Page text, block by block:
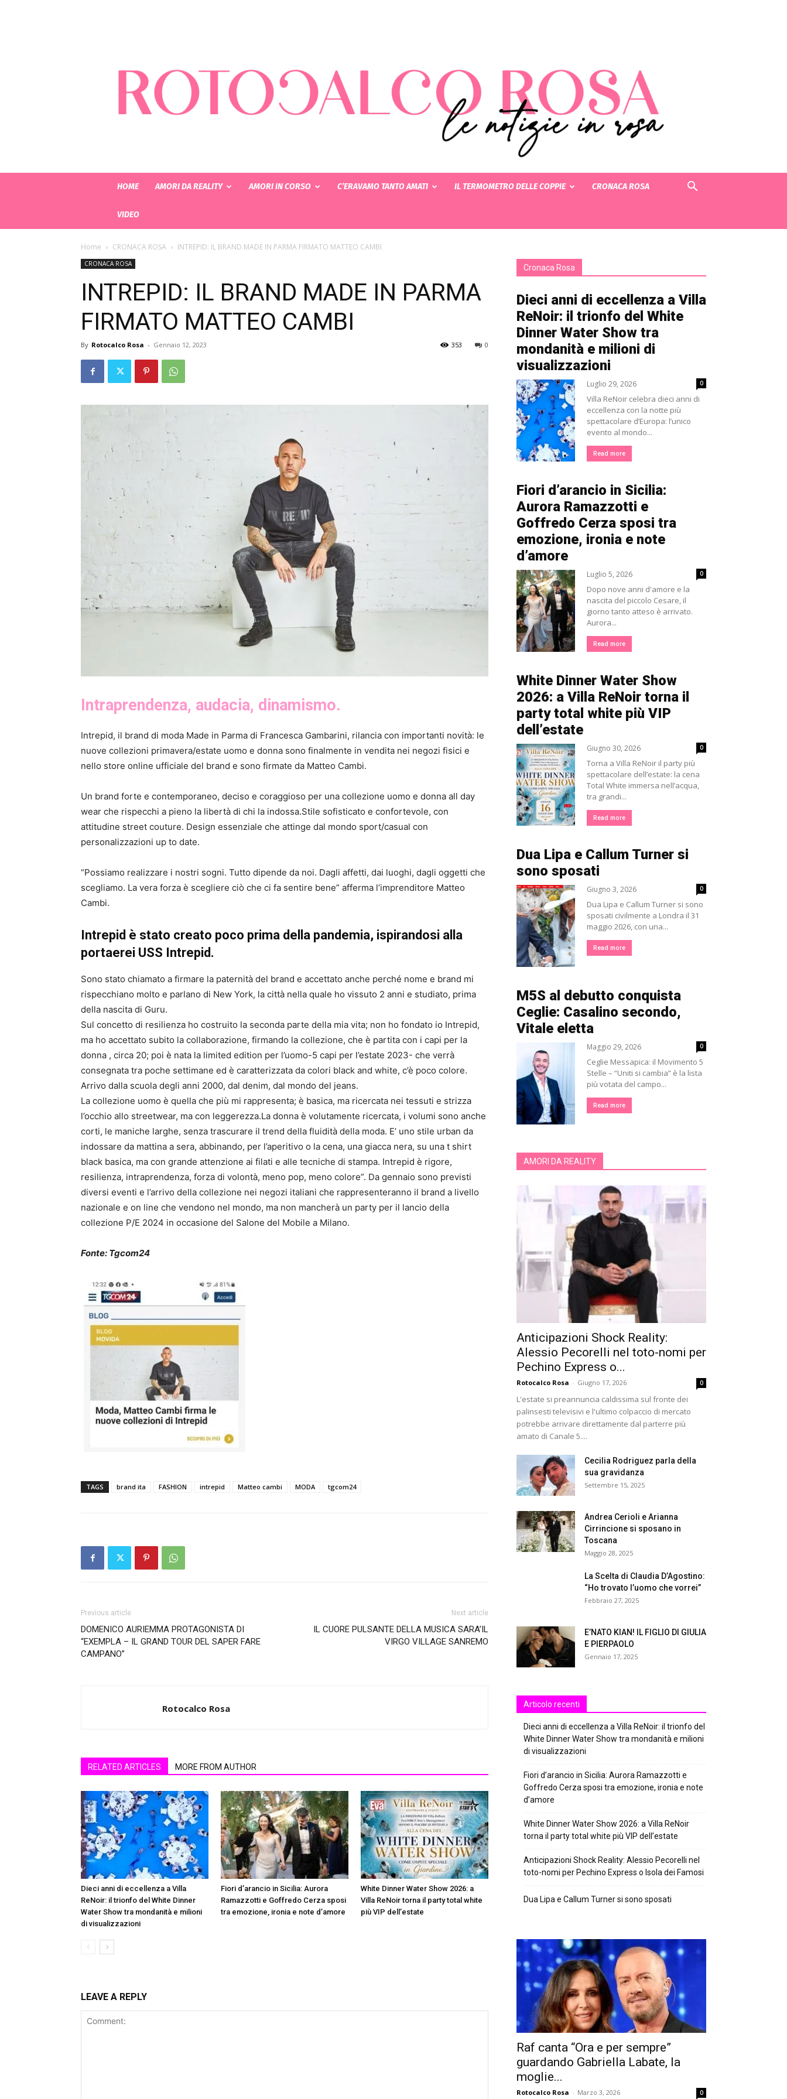
HOME AMORI DA REALITY AMORI IN CORSO C’ERAVAMO TANTO AMATI IL TERMOMETRO DELLE COPPIE CRONACA ROSA
VIDEO
Home CRONACA ROSA INTREPID: IL BRAND MADE IN PARMA FIRMATO MATTEO CAMBI
CRONACA ROSA
INTREPID: IL BRAND MADE IN PARMA
FIRMATO MATTEO CAMBI
By Rotocalco Rosa - Gennaio 12, 2023 0
353
Intraprendenza, audacia, dinamismo.
Intrepid, il brand di moda Made in Parma di Francesca Gambarini, rilancia con importanti novità: le
nuove collezioni primavera/estate uomo e donna sono finalmente in vendita nei negozi fisici e
nello store online ufficiale del brand e sono firmate da Matteo Cambi.
Un brand forte e contemporaneo, deciso e coraggioso per una collezione uomo e donna all day
wear che rispecchi a pieno la libertà di chi la indossa.Stile sofisticato e confortevole, con
attitudine street couture. Design essenziale che attinge dal mondo sport/casual con
personalizzazioni up to date.
“Possiamo realizzare i nostri sogni. Tutto dipende da noi. Dagli affetti, dai luoghi, dagli oggetti che
scegliamo. La vera forza è scegliere ciò che ci fa sentire bene” afferma l’imprenditore Matteo
Cambi.
Intrepid è stato creato poco prima della pandemia, ispirandosi alla
portaerei USS Intrepid.
Sono stato chiamato a firmare la paternità del brand e accettato anche perché nome e brand mi
rispecchiano molto e parlano di New York, la città nella quale ho vissuto 2 anni e studiato, prima
della nascita di Guru.
Sul concetto di resilienza ho costruito la seconda parte della mia vita; non ho fondato io Intrepid,
ma ho accettato subito la collaborazione, firmando la collezione, che è partita con i capi per la
donna , circa 20; poi è nata la limited edition per l’uomo-5 capi per l’estate 2023- che verrà
consegnata tra poche settimane ed è caratterizzata da colori black and white, c’è poco colore.
Arrivo dalla scuola degli anni 2000, dal denim, dal mondo del jeans.
La collezione uomo è quella che più mi rappresenta; è basica, ma ricercata nei tessuti e strizza
l’occhio allo streetwear, ma con leggerezza.La donna è volutamente ricercata, i volumi sono anche
corti, le maniche larghe, senza trascurare il trend della fluidità della moda. E’ uno stile urban da
indossare da mattina a sera, abbinando, per l’aperitivo o la cena, una giacca nera, su una t shirt
black basica, ma con grande attenzione ai filati e alle tecniche di stampa. Intrepid è rigore,
resilienza, intraprendenza, forza di volontà, meno pop, meno colore”. Da gennaio sono previsti
diversi eventi e l’arrivo della collezione nei negozi italiani che rappresenteranno il brand a livello
nazionale e on line che vendono nel mondo, ma non mancherà un party per il lancio della
collezione P/E 2024 in occasione del Salone del Mobile a Milano.
Fonte: Tgcom24
TAGS brand ita FASHION intrepid Matteo cambi MODA tgcom24
Previous article
DOMENICO AURIEMMA PROTAGONISTA DI
“EXEMPLA – IL GRAND TOUR DEL SAPER FARE
CAMPANO”
Next article
IL CUORE PULSANTE DELLA MUSICA SARA’IL
VIRGO VILLAGE SANREMO
Rotocalco Rosa
RELATED ARTICLES MORE FROM AUTHOR
Dieci anni di eccellenza a Villa
ReNoir: il trionfo del White Dinner
Water Show tra mondanità e milioni
di visualizzazioni
Fiori d’arancio in Sicilia: Aurora
Ramazzotti e Goffredo Cerza sposi
tra emozione, ironia e note d’amore
White Dinner Water Show 2026: a
Villa ReNoir torna il party total white
più VIP dell’estate
LEAVE A REPLY
Cronaca Rosa
Dieci anni di eccellenza a Villa
ReNoir: il trionfo del White
Dinner Water Show tra
mondanità e milioni di
visualizzazioni
Luglio 29, 2026 0
Villa ReNoir celebra dieci anni di
eccellenza con la notte più
spettacolare d’Europa: l’unico
evento al mondo...
Read more
Fiori d’arancio in Sicilia:
Aurora Ramazzotti e
Goffredo Cerza sposi tra
emozione, ironia e note
d’amore
Luglio 5, 2026 0
Dopo nove anni d'amore e la
nascita del piccolo Cesare, il
giorno tanto atteso è arrivato.
Aurora...
Read more
White Dinner Water Show
2026: a Villa ReNoir torna il
party total white più VIP
dell’estate
Giugno 30, 2026 0
Torna a Villa ReNoir il party più
spettacolare dell’estate: la cena
Total White immersa nell’acqua,
tra grandi...
Read more
Dua Lipa e Callum Turner si
sono sposati
Giugno 3, 2026 0
Dua Lipa e Callum Turner si sono
sposati civilmente a Londra il 31
maggio 2026, con una...
Read more
M5S al debutto conquista
Ceglie: Casalino secondo,
Vitale eletta
Maggio 29, 2026 0
Ceglie Messapica: il Movimento 5
Stelle – “Uniti si cambia” è la lista
più votata del campo...
Read more
AMORI DA REALITY
Anticipazioni Shock Reality:
Alessio Pecorelli nel toto-nomi per
Pechino Express o...
Rotocalco Rosa - Giugno 17, 2026 0
L'estate si preannuncia caldissima sul fronte dei
palinsesti televisivi e l'ultimo colpaccio di mercato
potrebbe arrivare direttamente dal parterre più
amato di Canale 5....
Cecilia Rodriguez parla della
sua gravidanza
Settembre 15, 2025
Andrea Cerioli e Arianna
Cirrincione si sposano in
Toscana
Maggio 28, 2025
La Scelta di Claudia D’Agostino:
“Ho trovato l’uomo che vorrei”
Febbraio 27, 2025
E’NATO KIAN! IL FIGLIO DI GIULIA
E PIERPAOLO
Gennaio 17, 2025
Articolo recenti
Dieci anni di eccellenza a Villa ReNoir: il trionfo del
White Dinner Water Show tra mondanità e milioni
di visualizzazioni
Fiori d’arancio in Sicilia: Aurora Ramazzotti e
Goffredo Cerza sposi tra emozione, ironia e note
d’amore
White Dinner Water Show 2026: a Villa ReNoir
torna il party total white più VIP dell’estate
Anticipazioni Shock Reality: Alessio Pecorelli nel
toto-nomi per Pechino Express o Isola dei Famosi
Dua Lipa e Callum Turner si sono sposati
Raf canta “Ora e per sempre”
guardando Gabriella Labate, la
moglie...
Rotocalco Rosa - Marzo 3, 2026 0